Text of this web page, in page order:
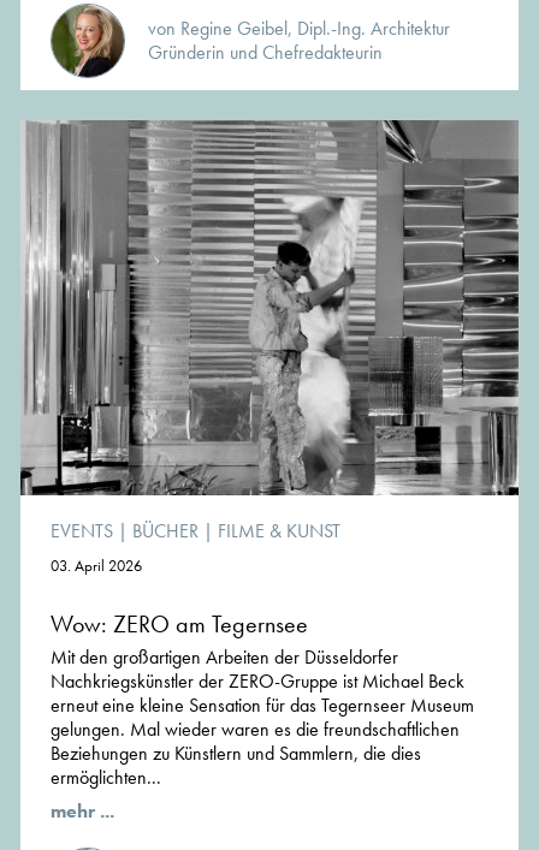
von Regine Geibel, Dipl.-Ing. Architektur
Gründerin und Chefredakteurin
EVENTS | BÜCHER | FILME & KUNST
03. April 2026
Wow: ZERO am Tegernsee
Mit den großartigen Arbeiten der Düsseldorfer
Nachkriegskünstler der ZERO-Gruppe ist Michael Beck
erneut eine kleine Sensation für das Tegernseer Museum
gelungen. Mal wieder waren es die freundschaftlichen
Beziehungen zu Künstlern und Sammlern, die dies
ermöglichten...
mehr ...